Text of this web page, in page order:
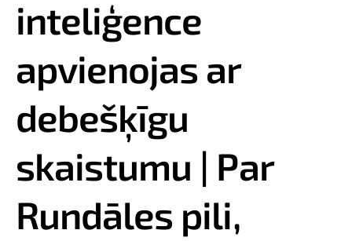
inteliģence
apvienojas ar
debešķīgu
skaistumu | Par
Rundāles pili,